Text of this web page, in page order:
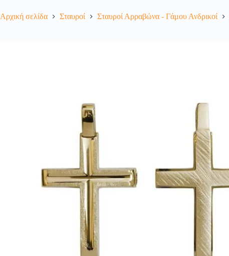
Αρχική σελίδα Σταυροί Σταυροί Αρραβώνα - Γάμου Ανδρικοί